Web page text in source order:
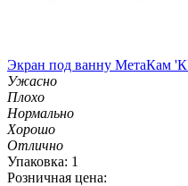
Экран под ванну МетаКам
Ужасно
Плохо
Нормально
Хорошо
Отлично
Упаковка: 1
Розничная цена: